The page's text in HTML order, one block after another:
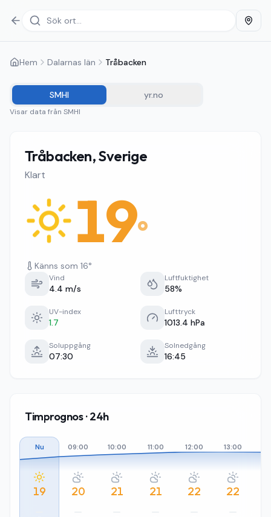
Hem Dalarnas län Tråbacken
SMHI yr.no
Visar data från SMHI
Tråbacken, Sverige
Klart
19°
Känns som 16°
Vind
4.4 m/s
Luftfuktighet
58%
UV-index
1.7
Lufttryck
1013.4 hPa
Soluppgång
07:30
Solnedgång
16:45
Timprognos · 24h
Nu
19
09:00
20
10:00
21
11:00
21
12:00
22
13:00
22